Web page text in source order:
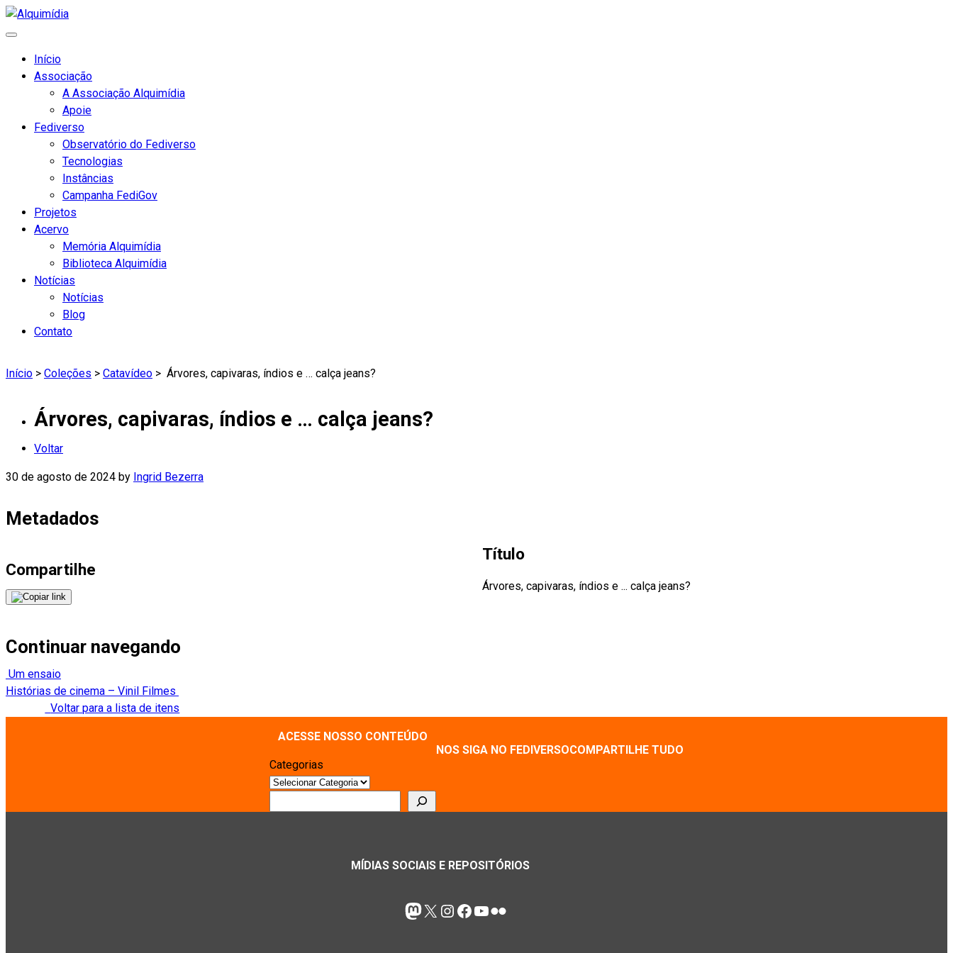
Início
Associação
A Associação Alquimídia
Apoie
Fediverso
Observatório do Fediverso
Tecnologias
Instâncias
Campanha FediGov
Projetos
Acervo
Memória Alquimídia
Biblioteca Alquimídia
Notícias
Notícias
Blog
Contato
Início > Coleções > Catavídeo > Árvores, capivaras, índios e … calça jeans?
Árvores, capivaras, índios e … calça jeans?
Voltar
30 de agosto de 2024 by Ingrid Bezerra
Metadados
Compartilhe
Título
Árvores, capivaras, índios e ... calça jeans?
Continuar navegando
Um ensaio
Histórias de cinema – Vinil Filmes
Voltar para a lista de itens
ACESSE NOSSO CONTEÚDO
Categorias
NOS SIGA NO FEDIVERSOCOMPARTILHE TUDO
MÍDIAS SOCIAIS E REPOSITÓRIOS
Mastodon
X Instagram
Facebook
Youtube
Flickr